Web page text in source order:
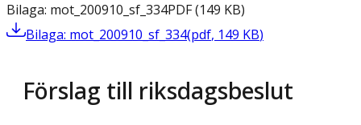
Bilaga: mot_200910_sf_334PDF(149 KB)
Bilaga: mot_200910_sf_334(pdf, 149 KB)
Förslag till riksdagsbeslut